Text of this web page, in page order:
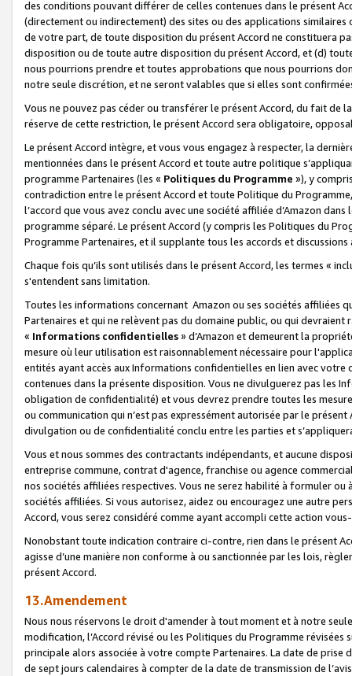
des conditions pouvant différer de celles contenues dans le présent
(directement ou indirectement) des sites ou des applications
de votre part, de toute disposition du présent Accord ne constituera
disposition ou de toute autre disposition du présent Accord, et (d)
nous pourrions prendre et toutes approbations que nous pourrions
notre seule discrétion, et ne seront valables que si elles sont
Vous ne pouvez pas céder ou transférer le présent Accord, du fait de
réserve de cette restriction, le présent Accord sera obligatoire,
Le présent Accord intègre, et vous vous engagez à respecter, la
mentionnées dans le présent Accord et toute autre politique
programme Partenaires (les « Politiques du Programme »), y
contradiction entre le présent Accord et toute Politique du
l’accord que vous avez conclu avec une société affiliée d’Amazon
programme séparé. Le présent Accord (y compris les Politiques du
Programme Partenaires, et il supplante tous les accords et discussions
Chaque fois qu’ils sont utilisés dans le présent Accord, les termes «
s'entendent sans limitation.
Toutes les informations concernant Amazon ou ses sociétés affiliées
Partenaires et qui ne relèvent pas du domaine public, ou qui
« Informations confidentielles» d’Amazon et demeurent la
mesure où leur utilisation est raisonnablement nécessaire pour
entités ayant accès aux Informations confidentielles en lien avec
contenues dans la présente disposition. Vous ne divulguerez pas les
obligation de confidentialité) et vous devrez prendre toutes les
ou communication qui n’est pas expressément autorisée par le
divulgation ou de confidentialité conclu entre les parties et
Vous et nous sommes des contractants indépendants, et aucune
entreprise commune, contrat d'agence, franchise ou agence
nos sociétés affiliées respectives. Vous ne serez habilité à formuler
sociétés affiliées. Si vous autorisez, aidez ou encouragez une autre
Accord, vous serez considéré comme ayant accompli cette action
Nonobstant toute indication contraire ci-contre, rien dans le présent
agisse d’une manière non conforme à ou sanctionnée par les lois,
présent Accord.
13.Amendement
Nous nous réservons le droit d'amender à tout moment et à notre
modification, l’Accord révisé ou les Politiques du Programme
principale alors associée à votre compte Partenaires. La date de
de sept jours calendaires à compter de la date de transmission de